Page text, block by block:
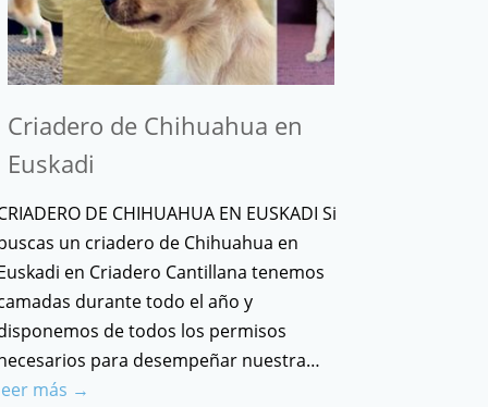
Criadero de Chihuahua en
Euskadi
DE CHIHUAHUA EN EUSKADI Si
un criadero de Chihuahua en
en Criadero Cantillana tenemos
durante todo el año y
de todos los permisos
para desempeñar nuestra…
más →